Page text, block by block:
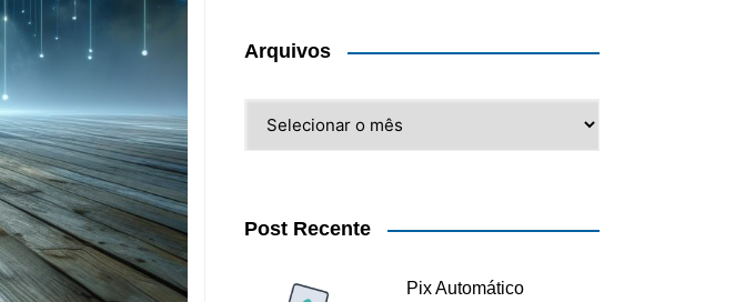
Arquivos
Post Recente
Pix Automático